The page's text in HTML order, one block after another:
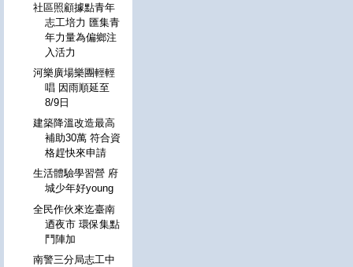
社區照顧據點青年
志工培力 匯集青
年力量為偏鄉注
入活力
河樂廣場樂團輕輕
唱 因雨順延至
8/9日
建築降溫改造最高
補助30萬 符合資
格趕快來申請
生活體驗學習營 府
城少年好young
全民作伙來迄臺南
迺夜市 環保集點
鬥陣加
南警三分局志工中